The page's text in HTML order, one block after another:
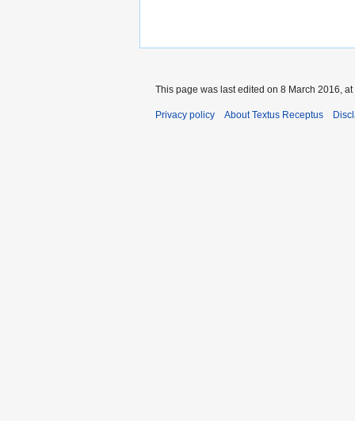
This page was last edited on 8 March 2016, at
Privacy policy About Textus Receptus